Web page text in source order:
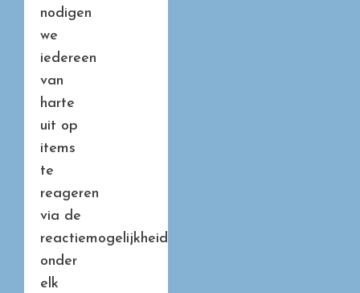
nodigen
we
iedereen
van
harte
uit op
items
te
reageren
via de
reactiemogelijkheid
onder
elk